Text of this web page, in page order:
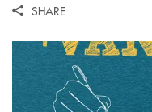
SHARE